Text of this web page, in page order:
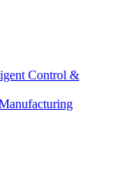
Control &